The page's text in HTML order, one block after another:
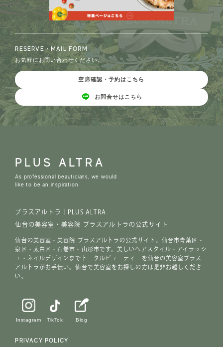
PLUS ALTRA
As professional beauticians, we would
like to be an inspiration
プラスアルトラ｜PLUS ALTRA
仙台の美容室・美容院 プラスアルトラの公式サイト
仙台の美容室・美容院 プラスアルトラの公式サイト。仙台市青葉区・
泉区・太白区・石巻市・山形市です。美しいヘアスタイル・アイラッシ
ュ・ネイルデザインまでトータルビューティーを仙台の美容室プラス
アルトラがお手伝い。仙台で美容室をお探しの方は是非お越しくださ
い。
Instagram TikTok Blog
PRIVACY POLICY
RESERVE・MAIL FORM
お気軽にお問い合わせください。
空席確認・予約はこちら
お問合せはこちら